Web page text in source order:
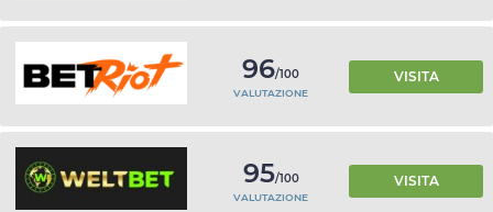
96/100
VALUTAZIONE
VISITA
95/100
VALUTAZIONE
VISITA